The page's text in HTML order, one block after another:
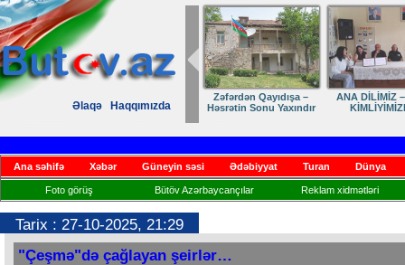
Əlaqə Haqqımızda
Dostumuza sürpriz
yubiley təbriki
Elmanın öz
Ana səhifə Xəbər Güneyin səsi Ədəbiyyat Turan Dünya
Foto görüş Bütöv Azərbaycançılar Reklam xidmətləri
Tarix : 27-10-2025, 21:29
"Çeşmə"də çağlayan şeirlər…